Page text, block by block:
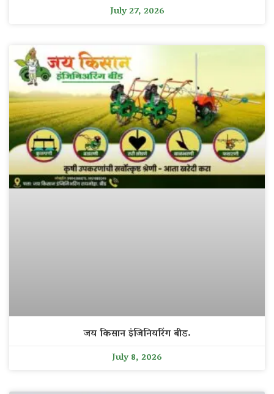
July 27, 2026
जय किसान इंजिनियरिंग बीड.
July 8, 2026